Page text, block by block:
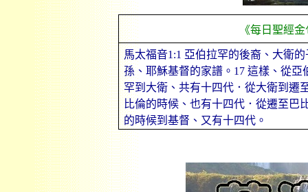
《每日聖經
馬太福音1:1 亞伯拉罕的後裔、大衛的
孫、耶穌基督的家譜。 17 這樣、從亞
罕到大衛、共有十四代．從大衛到遷
比倫的時候、也有十四代．從遷至巴
的時候到基督、又有十四代。